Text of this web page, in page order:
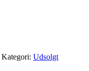
Kategori: Udsolgt